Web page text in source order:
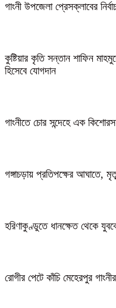
গাংনী উপজেলা প্রেসক্লাবের
কুষ্টিয়ার কৃতি সন্তান শাফিন
হিসেবে যোগদান
গাংনীতে চোর সন্দেহে এক
গঙ্গাচড়ায় প্রতিপক্ষের আঘাতে,
হরিণাকুণ্ডুতে ধানক্ষেত থেকে
রোগীর পেটে কাঁচি মেহেরপুর